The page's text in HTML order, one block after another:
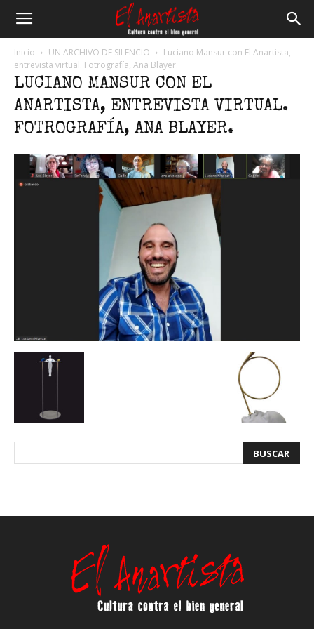
Anartista
Inicio UN ARCHIVO DE SILENCIO
Luciano Mansur con El Anartista,
entrevista virtual. Fotrografía, Ana Blayer.
LUCIANO MANSUR CON EL
ANARTISTA, ENTREVISTA VIRTUAL.
FOTROGRAFÍA, ANA BLAYER.